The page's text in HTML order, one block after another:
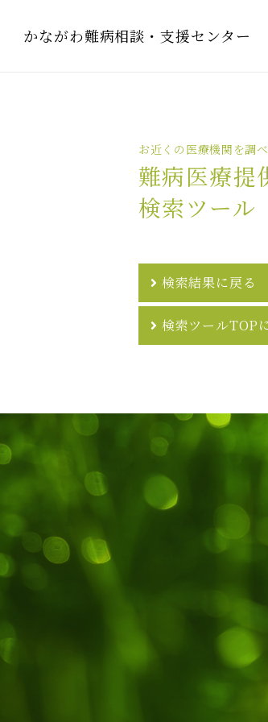
かながわ難病相談・支援センター
お近くの医療機関を調
難病医療提
検索ツール
検索結果に戻る
検索ツールTOP